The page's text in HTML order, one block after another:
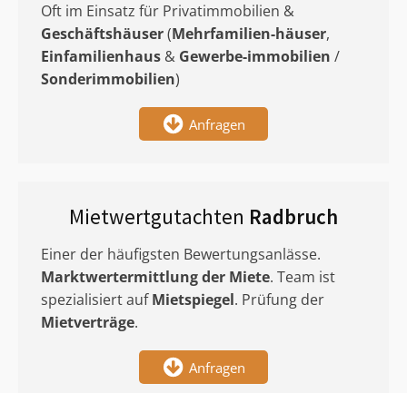
Oft im Einsatz für Privatimmobilien &
Geschäftshäuser(Mehrfamilien-häuser,
Einfamilienhaus & Gewerbe-immobilien /
Sonderimmobilien)
Anfragen
Mietwertgutachten Radbruch
Einer der häufigsten Bewertungsanlässe.
Marktwertermittlungder Miete. Team ist
spezialisiert aufMietspiegel. Prüfung der
Mietverträge.
Anfragen